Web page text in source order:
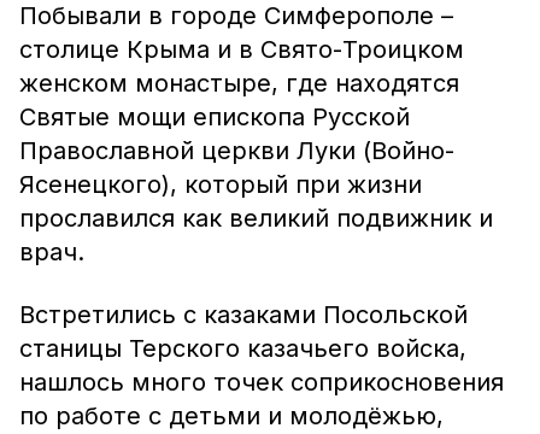
Побывали в городе Симферополе –
столице Крыма и в Свято-Троицком
женском монастыре, где находятся
Святые мощи епископа Русской
Православной церкви Луки (Войно-
Ясенецкого), который при жизни
прославился как великий подвижник и
врач.
Встретились с казаками Посольской
станицы Терского казачьего войска,
нашлось много точек соприкосновения
по работе с детьми и молодёжью,